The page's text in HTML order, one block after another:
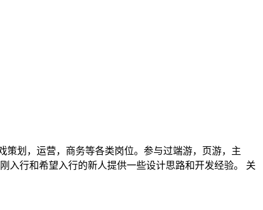
策划，运营，商务等各类岗位。参与过端游，页游，主
入行和希望入行的新人提供一些设计思路和开发经验。 关